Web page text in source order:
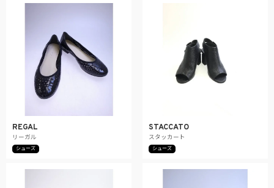
REGAL
リーガル
シューズ
STACCATO
スタッカート
シューズ